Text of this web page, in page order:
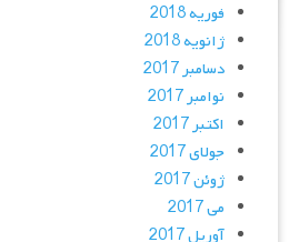
فوریه 2018
ژانویه 2018
دسامبر 2017
نوامبر 2017
اکتبر 2017
جولای 2017
ژوئن 2017
می 2017
آوریل 2017